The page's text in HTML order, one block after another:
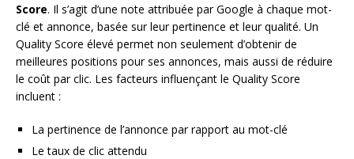
Score. Il s’agit d’une note attribuée par Google à chaque mot-
clé et annonce, basée sur leur pertinence et leur qualité. Un
Quality Score élevé permet non seulement d’obtenir de
meilleures positions pour ses annonces, mais aussi de réduire
le coût par clic. Les facteurs influençant le Quality Score
incluent :
La pertinence de l’annonce par rapport au mot-clé
Le taux de clic attendu